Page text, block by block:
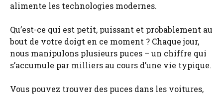
alimente les technologies modernes.
Qu’est-ce qui est petit, puissant et probablement au
bout de votre doigt en ce moment ? Chaque jour,
nous manipulons plusieurs puces – un chiffre qui
s’accumule par milliers au cours d’une vie typique.
Vous pouvez trouver des puces dans les voitures,